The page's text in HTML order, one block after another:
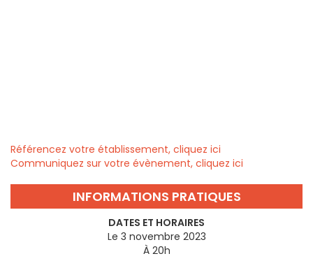
Référencez votre établissement, cliquez ici
Communiquez sur votre évènement, cliquez ici
INFORMATIONS PRATIQUES
DATES ET HORAIRES
Le 3 novembre 2023
À 20h